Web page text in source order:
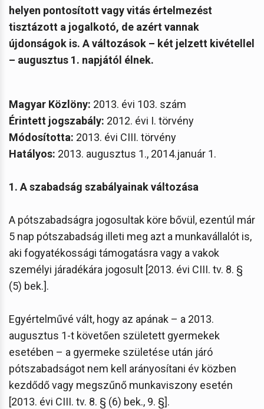
helyen pontosított vagy vitás értelmezést
tisztázott a jogalkotó, de azért vannak
újdonságok is. A változások – két jelzett kivétellel
– augusztus 1. napjától élnek.
Magyar Közlöny: 2013. évi 103. szám
Érintett jogszabály: 2012. évi I. törvény
Módosította: 2013. évi CIII. törvény
Hatályos: 2013. augusztus 1., 2014.január 1.
1. A szabadság szabályainak változása
A pótszabadságra jogosultak köre bővül, ezentúl már
5 nap pótszabadság illeti meg azt a munkavállalót is,
aki fogyatékossági támogatásra vagy a vakok
személyi járadékára jogosult [2013. évi CIII. tv. 8. §
(5) bek.].
Egyértelművé vált, hogy az apának – a 2013.
augusztus 1-t követően született gyermekek
esetében – a gyermeke születése után járó
pótszabadságot nem kell arányosítani év közben
kezdődő vagy megszűnő munkaviszony esetén
[2013. évi CIII. tv. 8. § (6) bek., 9. §].